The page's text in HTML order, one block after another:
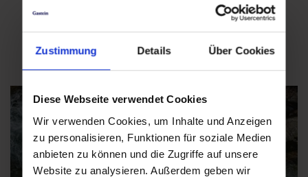
Zustimmung Details Über Cookies
Diese Webseite verwendet Cookies
Wir verwenden Cookies, um Inhalte und Anzeigen
zu personalisieren, Funktionen für soziale Medien
anbieten zu können und die Zugriffe auf unsere
Website zu analysieren. Außerdem geben wir
Das könnte Sie auch interessieren